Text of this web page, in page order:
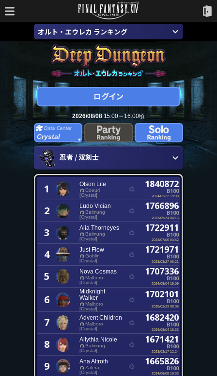
オルト・エウレカ ランキング
2026/08/0815:00～16:00頃
Crystal
忍者 / 双剣士
1 Olson Lite
Coeurl
[Crystal]
1840872
B100
2024/02/22 19:00
2 Ludo Vician
Balmung
[Crystal]
1766896
B100
2023/09/24 04:15
3 Alia Thorneyes
Balmung
[Crystal]
1722911
B100
2023/07/06 03:52
4 Just Flow
Goblin
[Crystal]
1721971
B100
2023/03/27 06:21
5 Nova Cosmas
Malboro
[Crystal]
1707336
B100
2024/08/04 15:09
6
Midknight
Walker
Malboro
[Crystal]
1702101
B100
2025/02/23 08:05
7 Advent Children
Malboro
[Crystal]
1682420
B100
2024/08/04 15:33
8 Allythia Nicole
Balmung
[Crystal]
1671421
B100
2023/03/17 12:24
9 Ana Altroth
Zalera
[Crystal]
1665826
B100
2024/06/08 19:33